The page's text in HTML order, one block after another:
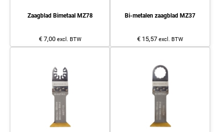
Zaagblad Bimetaal MZ78
€ 7,00 excl. BTW
Bi-metalen zaagblad MZ37
€ 15,57 excl. BTW